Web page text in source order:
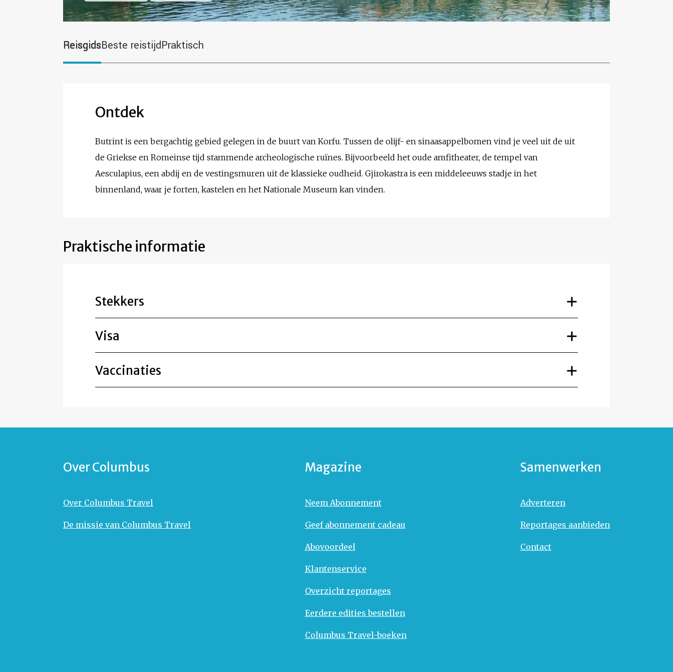
ReisgidsBeste reistijdPraktisch
Ontdek
Butrint is een bergachtig gebied gelegen in de buurt van Korfu. Tussen de olijf- en sinaasappelbomen vind je veel uit de uit
de Griekse en Romeinse tijd stammende archeologische ruïnes. Bijvoorbeeld het oude amfitheater, de tempel van
Aesculapius, een abdij en de vestingsmuren uit de klassieke oudheid. Gjirokastra is een middeleeuws stadje in het
binnenland, waar je forten, kastelen en het Nationale Museum kan vinden.
Praktische informatie
Stekkers
Visa
Vaccinaties
Over Columbus
Over Columbus Travel
De missie van Columbus Travel
Magazine
Neem Abonnement
Geef abonnement cadeau
Abovoordeel
Klantenservice
Overzicht reportages
Eerdere edities bestellen
Columbus Travel-boeken
Samenwerken
Adverteren
Reportages aanbieden
Contact